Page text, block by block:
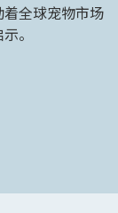
全球宠物市场
。